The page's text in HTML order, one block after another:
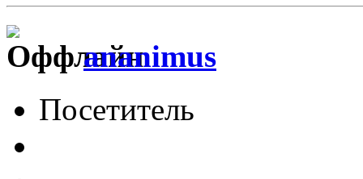
ananimus
Посетитель